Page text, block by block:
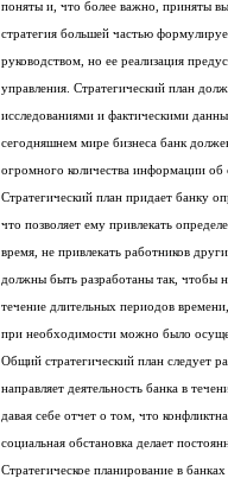
огромного количества информации
социальная обстановка делает